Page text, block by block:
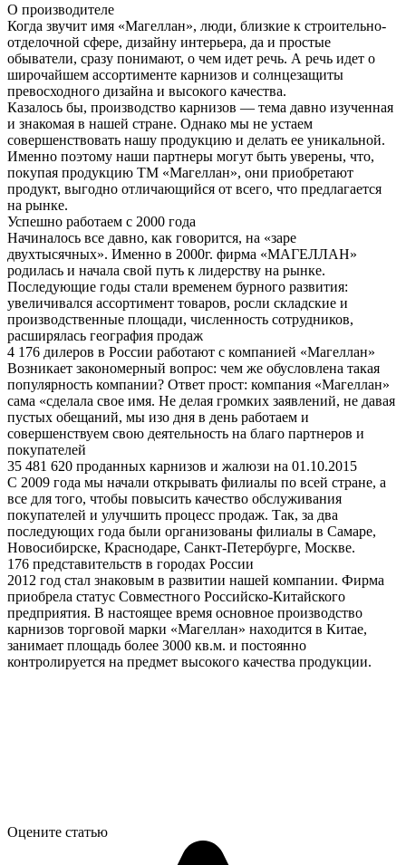
О производителе
Когда звучит имя «Магеллан», люди, близкие к строительно-
отделочной сфере, дизайну интерьера, да и простые
обыватели, сразу понимают, о чем идет речь. А речь идет о
широчайшем ассортименте карнизов и солнцезащиты
превосходного дизайна и высокого качества.
Казалось бы, производство карнизов — тема давно изученная
и знакомая в нашей стране. Однако мы не устаем
совершенствовать нашу продукцию и делать ее уникальной.
Именно поэтому наши партнеры могут быть уверены, что,
покупая продукцию ТМ «Магеллан», они приобретают
продукт, выгодно отличающийся от всего, что предлагается
на рынке.
Успешно работаем с 2000 года
Начиналось все давно, как говорится, на «заре
двухтысячных». Именно в 2000г. фирма «МАГЕЛЛАН»
родилась и начала свой путь к лидерству на рынке.
Последующие годы стали временем бурного развития:
увеличивался ассортимент товаров, росли складские и
производственные площади, численность сотрудников,
расширялась география продаж
4 176 дилеров в России работают с компанией «Магеллан»
Возникает закономерный вопрос: чем же обусловлена такая
популярность компании? Ответ прост: компания «Магеллан»
сама «сделала свое имя. Не делая громких заявлений, не давая
пустых обещаний, мы изо дня в день работаем и
совершенствуем свою деятельность на благо партнеров и
покупателей
35 481 620 проданных карнизов и жалюзи на 01.10.2015
С 2009 года мы начали открывать филиалы по всей стране, а
все для того, чтобы повысить качество обслуживания
покупателей и улучшить процесс продаж. Так, за два
последующих года были организованы филиалы в Самаре,
Новосибирске, Краснодаре, Санкт-Петербурге, Москве.
176 представительств в городах России
2012 год стал знаковым в развитии нашей компании. Фирма
приобрела статус Совместного Российско-Китайского
предприятия. В настоящее время основное производство
карнизов торговой марки «Магеллан» находится в Китае,
занимает площадь более 3000 кв.м. и постоянно
контролируется на предмет высокого качества продукции.
Оцените статью